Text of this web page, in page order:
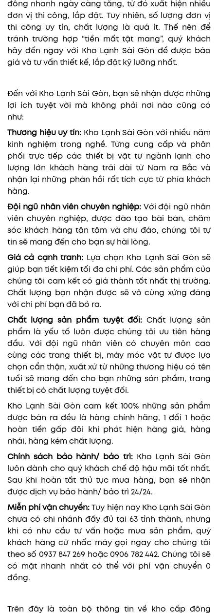
đông nhanh ngày càng tăng, từ đó xuất hiện nhiều
đơn vị thi công, lắp đặt. Tuy nhiên, số lượng đơn vị
thi công uy tín, chất lượng là quá ít. Thế nên để
tránh trường hợp “tiền mất tật mang”, quý khách
hãy đến ngay với Kho Lạnh Sài Gòn để được báo
giá và tư vấn thiết kế, lắp đặt kỹ lưỡng nhất.
Đến với Kho Lạnh Sài Gòn, bạn sẽ nhận được những
lợi ích tuyệt vời mà không phải nơi nào cũng có
như:
Thương hiệu uy tín: Kho Lạnh Sài Gòn với nhiều năm
kinh nghiệm trong nghề. Từng cung cấp và phân
phối trực tiếp các thiết bị vật tư ngành lạnh cho
lượng lớn khách hàng trải dài từ Nam ra Bắc và
nhận lại những phản hồi rất tích cực từ phía khách
hàng.
Đội ngũ nhân viên chuyên nghiệp:Với đội ngũ nhân
viên chuyên nghiệp, được đào tạo bài bản, chăm
sóc khách hàng tận tâm và chu đáo, chúng tôi tự
tin sẽ mang đến cho bạn sự hài lòng.
Giá cả cạnh tranh:
Lựa chọn Kho Lạnh Sài Gòn sẽ
giúp bạn tiết kiệm tối đa chi phí. Các sản phẩm của
chúng tôi cam kết có giá thành tốt nhất thị trường.
Chất lượng bạn nhận được sẽ vô cùng xứng đáng
với chi phí bạn đã bỏ ra.
Chất lượng sản phẩm tuyệt đối: Chất lượng sản
phẩm là yếu tố luôn được chúng tôi ưu tiên hàng
đầu. Với đội ngũ nhân viên có chuyên môn cao
cùng các trang thiết bị, máy móc vật tư được lựa
chọn cẩn thận, xuất xứ từ những thương hiệu có tên
tuổi sẽ mang đến cho bạn những sản phẩm, trang
thiết bị có chất lượng tuyệt đối.
Kho Lạnh Sài Gòn cam kết 100% những sản phẩm
được bán ra đều là hàng chính hãng, 1 đổi 1 hoặc
hoàn tiền gấp đôi khi phát hiện hàng giả, hàng
nhái, hàng kém chất lượng.
Chính sách bảo hành/ bảo trì:Kho Lạnh Sài Gòn
luôn dành cho quý khách chế độ hậu mãi tốt nhất.
Sau khi hoàn tất thủ tục mua hàng, bạn sẽ nhận
được dịch vụ bảo hành/ bảo trì 24/24.
Miễn phí vận chuyển:Tuy hiện nay Kho Lạnh Sài Gòn
chưa có chi nhánh đầy đủ tại 63 tỉnh thành, nhưng
khi có nhu cầu tư vấn hoặc mua sản phẩm, quý
khách hàng cứ nhấc máy gọi ngay cho chúng tôi
theo số 0937 847 269 hoặc 0906 782 442. Chúng tôi sẽ
có mặt nhanh nhất có thể với phí vận chuyển 0
đồng.
Trên đây là toàn bộ thông tin về kho cấp đông